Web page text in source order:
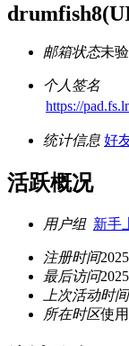
drumfish8
邮箱状态未
个人签名
https://
统计信息 好
活跃概况
用户组 新手
注册时间
最后访问
上次活动时间
所在时区使